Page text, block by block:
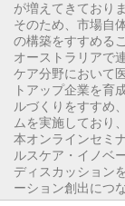
が増えてきておりま
そのため、市場自
の構築をすすめる
オーストラリアで
ケア分野において
トアップ企業を育
ルづくりをすすめ
ムを実施しており
本オンラインセミ
ルスケア・イノベ
ディスカッション
ーション創出につ